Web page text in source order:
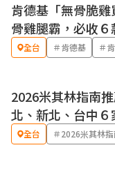
優惠
肯德基「無骨脆
骨雞腿霸，必收
全台 ＃肯德基 ＃
2026米其林指南
北、新北、台中
全台 ＃2026米其林指